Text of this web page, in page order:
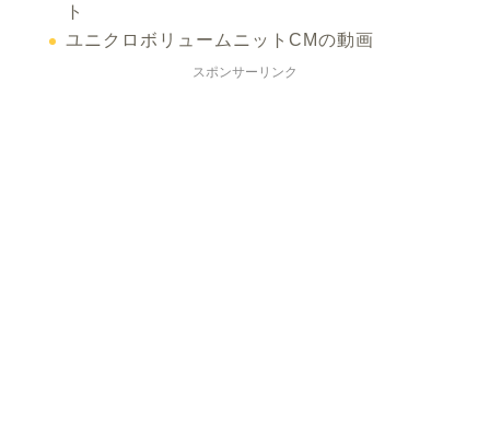
ト
ユニクロボリュームニットCMの動画
スポンサーリンク